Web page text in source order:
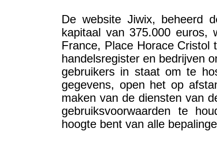
De website Jiwix, beheerd
kapitaal van 375.000 euros,
France, Place Horace
handelsregister en bedrijven
gebruikers in staat om te
gegevens, open het op
maken van de diensten van
gebruiksvoorwaarden te
hoogte bent van alle